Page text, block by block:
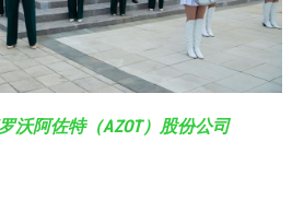
沃阿佐特（AZOT）股份公司